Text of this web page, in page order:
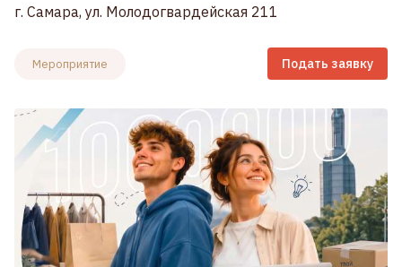
г. Самара, ул. Молодогвардейская 211
Мероприятие Подать заявку